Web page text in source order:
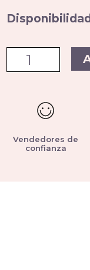
Vendedores de
confianza